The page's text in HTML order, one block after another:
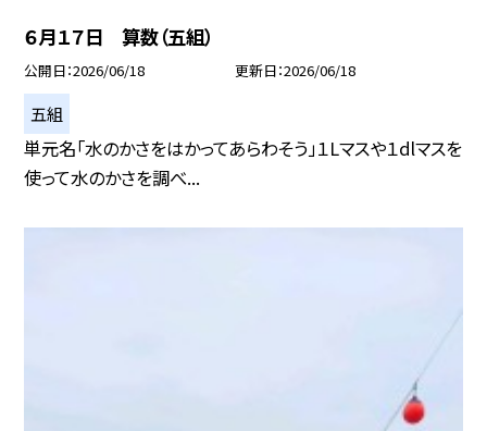
６月１７日 算数（五組）
公開日 2026/06/18 更新日 2026/06/18
五組
単元名「水のかさをはかってあらわそう」１Lマスや１dlマスを
使って水のかさを調べ...